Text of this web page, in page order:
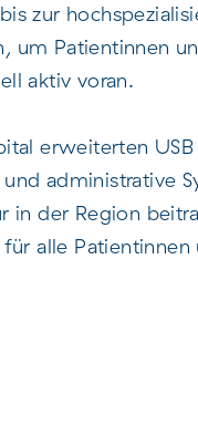
zur
Patientinnen
aktiv voran.
erweiterten
administrative
in der Region
alle